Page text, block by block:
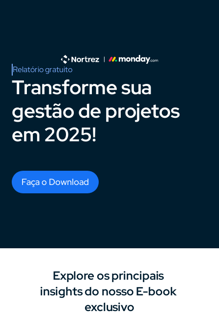
Relatório gratuito
Transforme sua
gestão de projetos
em 2025!
Insights, tendências, desafios e estratégias que
moldarão o futuro da gestão de projetos.
Faça o Download
Explore os principais
insights do nosso E-book
exclusivo